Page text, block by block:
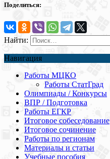
Поделиться:
Найти:
Навигация
Работы МЦКО
Работы СтатГрад
Олимпиады / Конкурсы
ВПР / Подготовка
Работы ЕГКР
Итоговое собеседование
Итоговое сочинение
Работы по регионам
Материалы и статьи
Учебные пособия